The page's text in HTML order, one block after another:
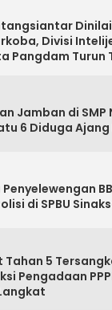
Divisi
Pangdam Turun
Jamban di SMP
6 Diduga
Penyelewengan
di SPBU
Tahan 5
Pengadaan